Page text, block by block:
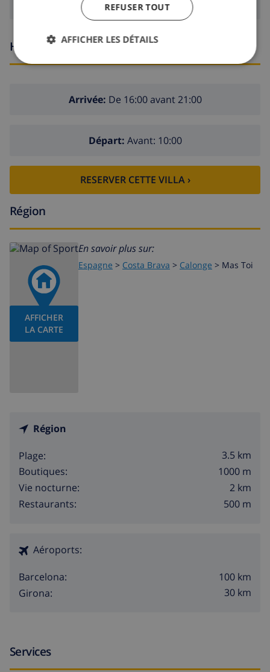
Heures d'arrivée et de départ
Arrivée: De 16:00 avant 21:00
Départ: Avant: 10:00
RESERVER CETTE VILLA ›
Région
AFFICHER
LA CARTE
En savoir plus sur:
Espagne > Costa Brava > Calonge > Mas Toi
Région
Plage:
3.5 km
Boutiques:
1000 m
Vie nocturne:
2 km
Restaurants:
500 m
Aéroports:
Barcelona:
100 km
Girona:
30 km
Services
REFUSER TOUT
AFFICHER LES DÉTAILS